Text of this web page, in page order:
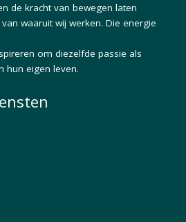
de kracht van bewegen laten
waaruit wij werken. Die energie
om diezelfde passie als
hun eigen leven.